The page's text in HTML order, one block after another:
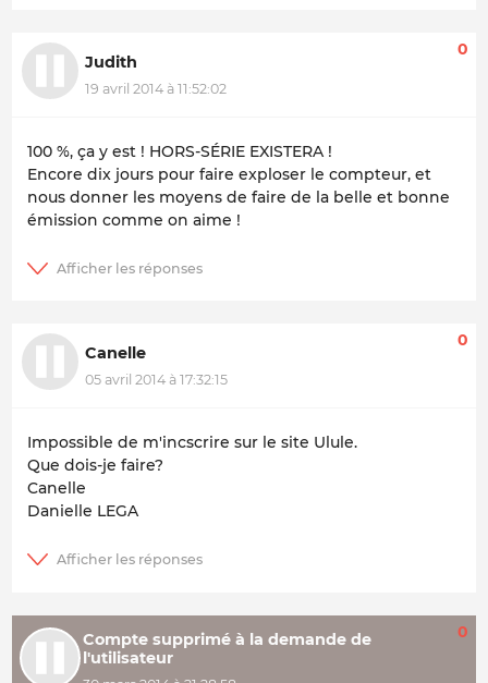
Judith
19 avril 2014 à 11:52:02
0
100 %, ça y est ! HORS-SÉRIE EXISTERA !
Encore dix jours pour faire exploser le compteur, et
nous donner les moyens de faire de la belle et bonne
émission comme on aime !
Canelle
05 avril 2014 à 17:32:15
0
Impossible de m'incscrire sur le site Ulule.
Que dois-je faire?
Canelle
Danielle LEGA
Compte supprimé à la demande de
l'utilisateur
0